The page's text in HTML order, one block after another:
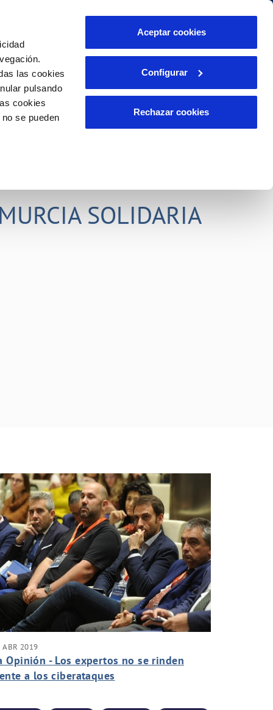
las cookies
pulsando
cookies
se pueden
Aceptar cookies
Configurar
Rechazar cookies
INCIDENCIAS
Comunica anomalías o posibles
PORTAL DE TRANSPARENCIA
Área de clientes
SOLIDARIA
ABR 2019
Opinión - Los expertos no se rinden
a los ciberataques